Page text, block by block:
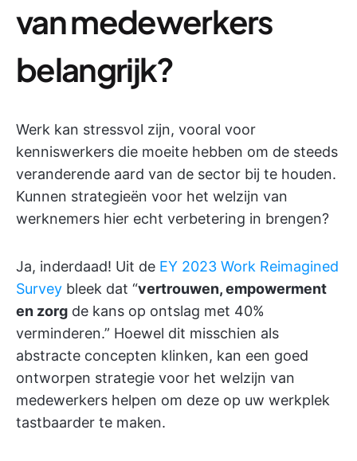
van medewerkers
belangrijk?
Werk kan stressvol zijn, vooral voor
kenniswerkers die moeite hebben om de steeds
veranderende aard van de sector bij te houden.
Kunnen strategieën voor het welzijn van
werknemers hier echt verbetering in brengen?
Ja, inderdaad! Uit de EY 2023 Work Reimagined
Survey bleek dat “vertrouwen, empowerment
en zorg de kans op ontslag met 40%
verminderen.” Hoewel dit misschien als
abstracte concepten klinken, kan een goed
ontworpen strategie voor het welzijn van
medewerkers helpen om deze op uw werkplek
tastbaarder te maken.